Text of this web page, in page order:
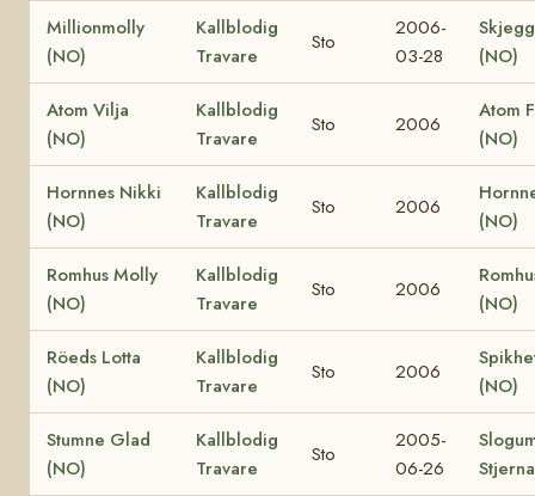
Millionmolly
(NO)
Kallblodig
Travare
Sto
2006-
03-28
(NO)
Atom Vilja
(NO)
Kallblodig
Travare
Sto 2006
Atom
(NO)
Hornnes Nikki
(NO)
Kallblodig
Travare
Sto 2006
(NO)
Romhus Molly
(NO)
Kallblodig
Travare
Sto 2006
(NO)
Röeds Lotta
(NO)
Kallblodig
Travare
Sto 2006
(NO)
Stumne Glad
(NO)
Kallblodig
Travare
Sto
2005-
06-26